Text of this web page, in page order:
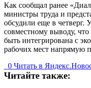
Как сообщал ранее
министры труда и
обсудили еще в четверг.
совместному выводу,
быть интегрирована с
рабочих мест напрямую
0 Читать в Я
Читайте также: